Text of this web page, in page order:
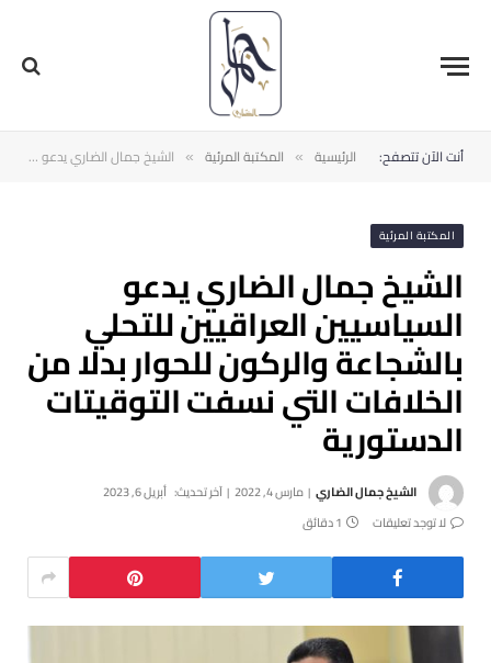
أنت الآن تتصفح: الرئيسية » المكتبة المرئية » الشيخ جمال الضاري يدعو السياسيين العراقيين للتحلي بالشجاعة والركون للحوار بدلا من الخلافات التي نسفت التوقيتات الدستورية
المكتبة المرئية
الشيخ جمال الضاري يدعو
السياسيين العراقيين للتحلي
بالشجاعة والركون للحوار بدلا من
الخلافات التي نسفت التوقيتات
الدستورية
الشيخ جمال الضاري مارس 4, 2022 آخر تحديث: أبريل 6, 2023
لا توجد تعليقات
1 دقائق